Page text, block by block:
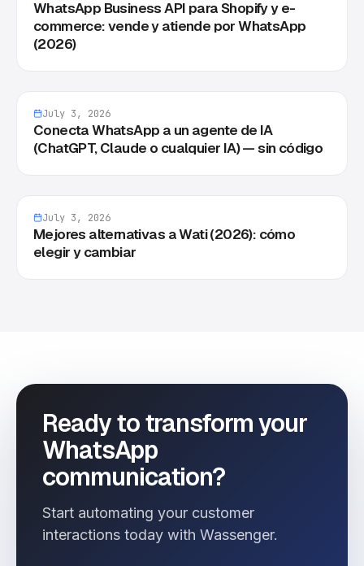
WhatsApp Business API para Shopify y e-
commerce: vende y atiende por WhatsApp
(2026)
July 3, 2026
Conecta WhatsApp a un agente de IA
(ChatGPT, Claude o cualquier IA) — sin código
July 3, 2026
Mejores alternativas a Wati (2026): cómo
elegir y cambiar
Ready to transform your
WhatsApp
communication?
Start automating your customer
interactions today with Wassenger.